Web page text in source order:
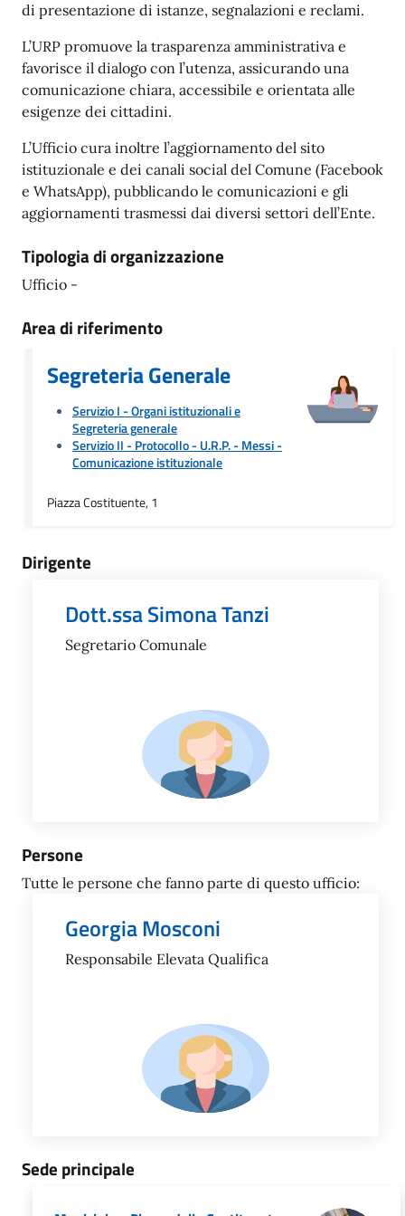
di presentazione di istanze, segnalazioni e reclami.
L’URP promuove la trasparenza amministrativa e
favorisce il dialogo con l’utenza, assicurando una
comunicazione chiara, accessibile e orientata alle
esigenze dei cittadini.
L’Ufficio cura inoltre l’aggiornamento del sito
istituzionale e dei canali social del Comune (Facebook
e WhatsApp), pubblicando le comunicazioni e gli
aggiornamenti trasmessi dai diversi settori dell’Ente.
Tipologia di organizzazione
Ufficio -
Area di riferimento
Segreteria Generale
Servizio I - Organi istituzionali e
Segreteria generale
Servizio II - Protocollo - U.R.P. - Messi-
Comunicazione istituzionale
Piazza Costituente, 1
Dirigente
Dott.ssa Simona Tanzi
Segretario Comunale
Persone
Tutte le persone che fanno parte di questo ufficio:
Georgia Mosconi
Responsabile Elevata Qualifica
Sede principale